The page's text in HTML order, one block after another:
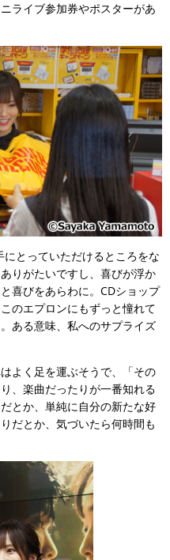
ライブ参加券やポスターがあ
とっていただけるところをな
りがたいですし、喜びが浮か
喜びをあらわに。CDショップ
のエプロンにもずっと憧れて
ある意味、私へのサプライズ
よく足を運ぶそうで、「その
、楽曲だったりが一番知れる
とか、単純に自分の新たな好
だとか、気づいたら何時間も